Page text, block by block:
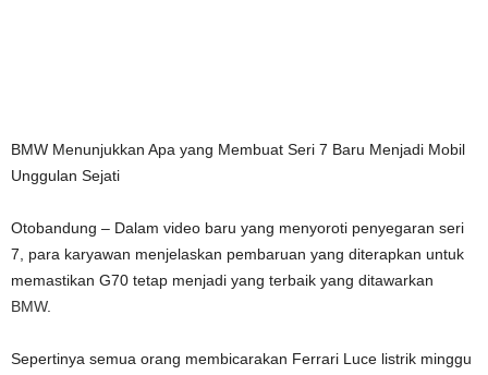
BMW Menunjukkan Apa yang Membuat Seri 7 Baru Menjadi Mobil
Unggulan Sejati
Otobandung – Dalam video baru yang menyoroti penyegaran seri
7, para karyawan menjelaskan pembaruan yang diterapkan untuk
memastikan G70 tetap menjadi yang terbaik yang ditawarkan
BMW.
Sepertinya semua orang membicarakan Ferrari Luce listrik minggu